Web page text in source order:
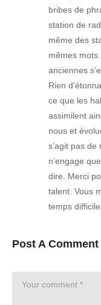
bribes de
station de
même des
mêmes
anciennes
Rien
ce que les
assimilent
nous et
s’agit pas
n’engage
dire. Merci
talent. Vous
temps
Post A